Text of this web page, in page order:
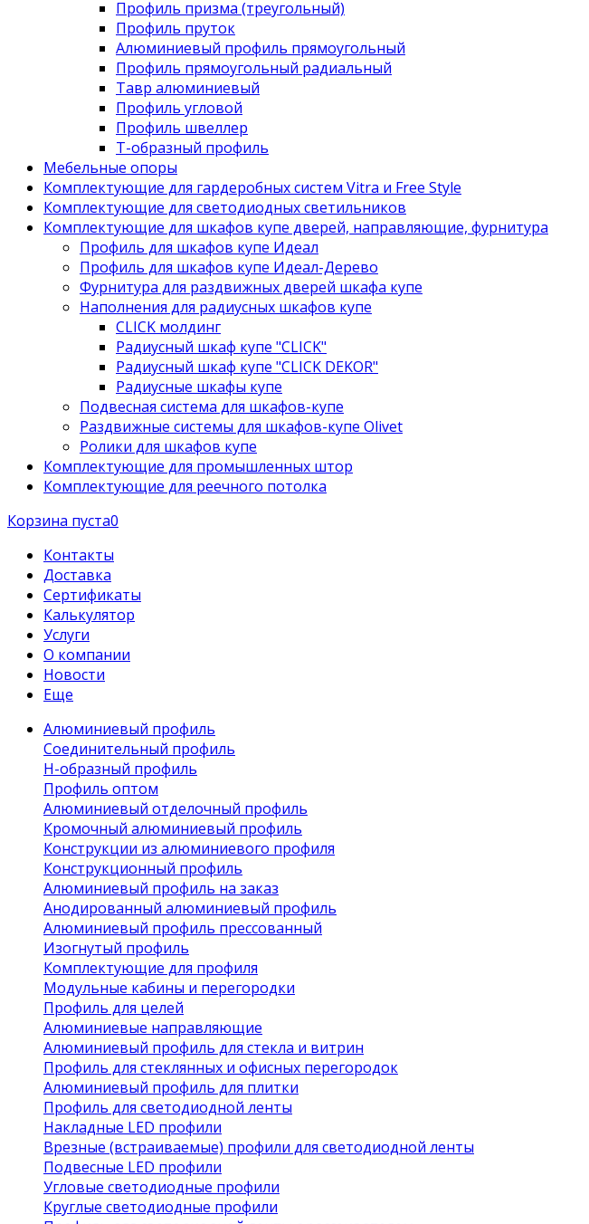
Профиль призма (треугольный)
Профиль пруток
Алюминиевый профиль прямоугольный
Профиль прямоугольный радиальный
Тавр алюминиевый
Профиль угловой
Профиль швеллер
Т-образный профиль
Мебельные опоры
Комплектующие для гардеробных систем Vitra и Free Style
Комплектующие для светодиодных светильников
Комплектующие для шкафов купе дверей, направляющие, фурнитура
Профиль для шкафов купе Идеал
Профиль для шкафов купе Идеал-Дерево
Фурнитура для раздвижных дверей шкафа купе
Наполнения для радиусных шкафов купе
CLICK молдинг
Радиусный шкаф купе "CLICK"
Радиусный шкаф купе "CLICK DEKOR"
Радиусные шкафы купе
Подвесная система для шкафов-купе
Раздвижные системы для шкафов-купе Olivet
Ролики для шкафов купе
Комплектующие для промышленных штор
Комплектующие для реечного потолка
Корзина пуста0
Контакты
Доставка
Сертификаты
Калькулятор
Услуги
О компании
Новости
Еще
Алюминиевый профиль
Соединительный профиль
Н-образный профиль
Профиль оптом
Алюминиевый отделочный профиль
Кромочный алюминиевый профиль
Конструкции из алюминиевого профиля
Конструкционный профиль
Алюминиевый профиль на заказ
Анодированный алюминиевый профиль
Алюминиевый профиль прессованный
Изогнутый профиль
Комплектующие для профиля
Модульные кабины и перегородки
Профиль для целей
Алюминиевые направляющие
Алюминиевый профиль для стекла и витрин
Профиль для стеклянных и офисных перегородок
Алюминиевый профиль для плитки
Профиль для светодиодной ленты
Накладные LED профили
Врезные (встраиваемые) профили для светодиодной ленты
Подвесные LED профили
Угловые светодиодные профили
Круглые светодиодные профили